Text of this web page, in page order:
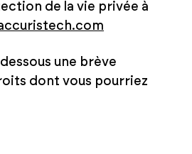
de la vie privée à
une brève
dont vous pourriez